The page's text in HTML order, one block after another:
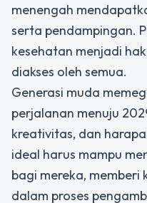
menengah
serta pendampingan.
kesehatan menjadi
diakses oleh semua.
Generasi muda
perjalanan menuju
kreativitas, dan
ideal harus mampu
bagi mereka,
dalam proses